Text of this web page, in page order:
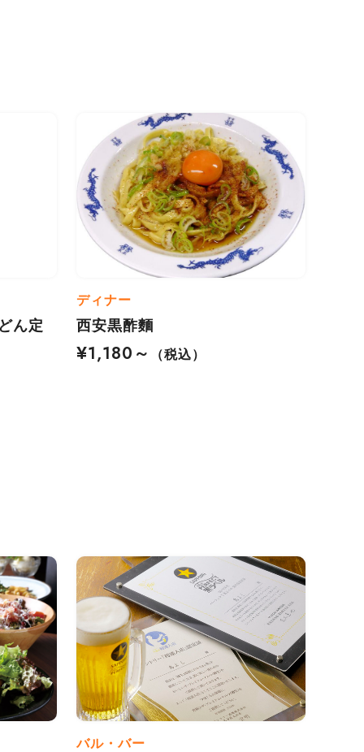
ん定
ディナー
西安黒酢麵
¥1,180～
（税込）
バル・バー